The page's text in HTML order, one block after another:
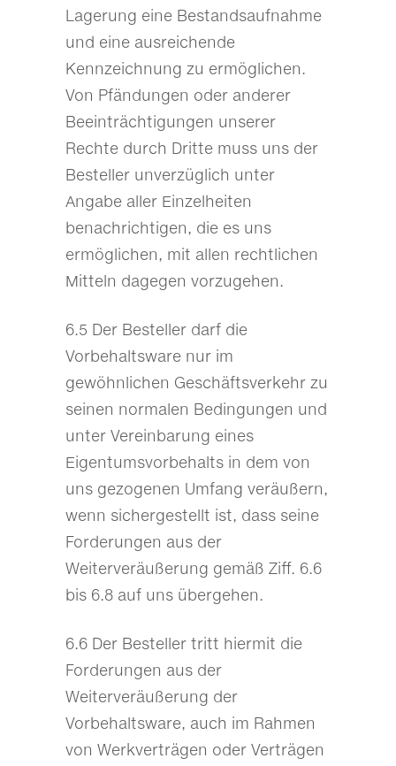
Lagerung eine Bestandsaufnahme
und eine ausreichende
Kennzeichnung zu ermöglichen.
Von Pfändungen oder anderer
Beeinträchtigungen unserer
Rechte durch Dritte muss uns der
Besteller unverzüglich unter
Angabe aller Einzelheiten
benachrichtigen, die es uns
ermöglichen, mit allen rechtlichen
Mitteln dagegen vorzugehen.
6.5 Der Besteller darf die
Vorbehaltsware nur im
gewöhnlichen Geschäftsverkehr zu
seinen normalen Bedingungen und
unter Vereinbarung eines
Eigentumsvorbehalts in dem von
uns gezogenen Umfang veräußern,
wenn sichergestellt ist, dass seine
Forderungen aus der
Weiterveräußerung gemäß Ziff. 6.6
bis 6.8 auf uns übergehen.
6.6 Der Besteller tritt hiermit die
Forderungen aus der
Weiterveräußerung der
Vorbehaltsware, auch im Rahmen
von Werkverträgen oder Verträgen